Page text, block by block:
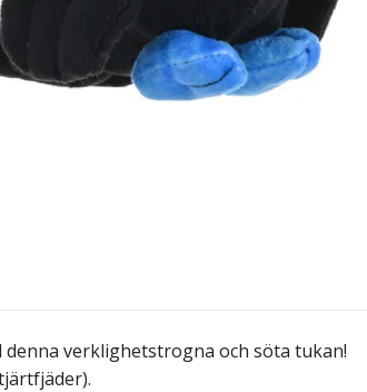
denna verklighetstrogna och söta tukan!